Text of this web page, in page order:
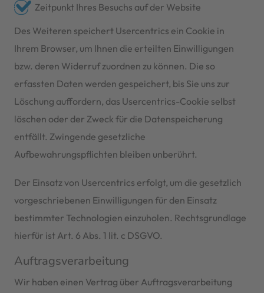
Zeitpunkt Ihres Besuchs auf der Website
Des Weiteren speichert Usercentrics ein Cookie in
Ihrem Browser, um Ihnen die erteilten Einwilligungen
bzw. deren Widerruf zuordnen zu können. Die so
erfassten Daten werden gespeichert, bis Sie uns zur
Löschung auffordern, das Usercentrics-Cookie selbst
löschen oder der Zweck für die Datenspeicherung
entfällt. Zwingende gesetzliche
Aufbewahrungspflichten bleiben unberührt.
Der Einsatz von Usercentrics erfolgt, um die gesetzlich
vorgeschriebenen Einwilligungen für den Einsatz
bestimmter Technologien einzuholen. Rechtsgrundlage
hierfür ist Art. 6 Abs. 1 lit. c DSGVO.
Auftragsverarbeitung
Wir haben einen Vertrag über Auftragsverarbeitung